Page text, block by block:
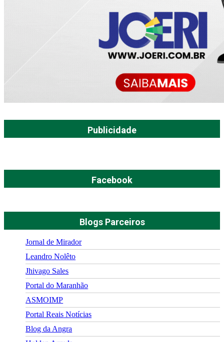
Publicidade
Facebook
Blogs Parceiros
Jornal de Mirador
Leandro Nolêto
Jhivago Sales
Portal do Maranhão
ASMOIMP
Portal Reais Notí­cias
Blog da Angra